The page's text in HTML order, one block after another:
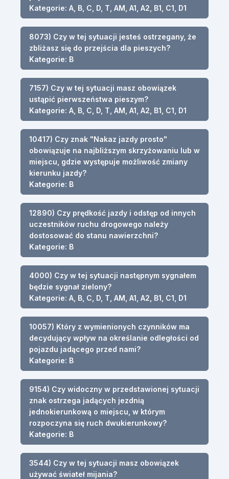
Kategorie: A, B, C, D, T, AM, A1, A2, B1, C1, D1
8073) Czy w tej sytuacji jesteś ostrzegany, że
zbliżasz się do przejścia dla pieszych?
Kategorie: B
7157) Czy w tej sytuacji masz obowiązek
ustąpić pierwszeństwa pieszym?
Kategorie: A, B, C, D, T, AM, A1, A2, B1, C1, D1
10417) Czy znak "Nakaz jazdy prosto"
obowiązuje na najbliższym skrzyżowaniu lub w
miejscu, gdzie występuje możliwość zmiany
kierunku jazdy?
Kategorie: B
12890) Czy prędkość jazdy i odstęp od innych
uczestników ruchu drogowego należy
dostosować do stanu nawierzchni?
Kategorie: B
4000) Czy w tej sytuacji następnym sygnałem
będzie sygnał zielony?
Kategorie: A, B, C, D, T, AM, A1, A2, B1, C1, D1
10057) Który z wymienionych czynników ma
decydujący wpływ na określanie odległości od
pojazdu jadącego przed nami?
Kategorie: B
9154) Czy widoczny w przedstawionej sytuacji
znak ostrzega jadących jezdnią
jednokierunkową o miejscu, w którym
rozpoczyna się ruch dwukierunkowy?
Kategorie: B
3544) Czy w tej sytuacji masz obowiązek
używać świateł mijania?